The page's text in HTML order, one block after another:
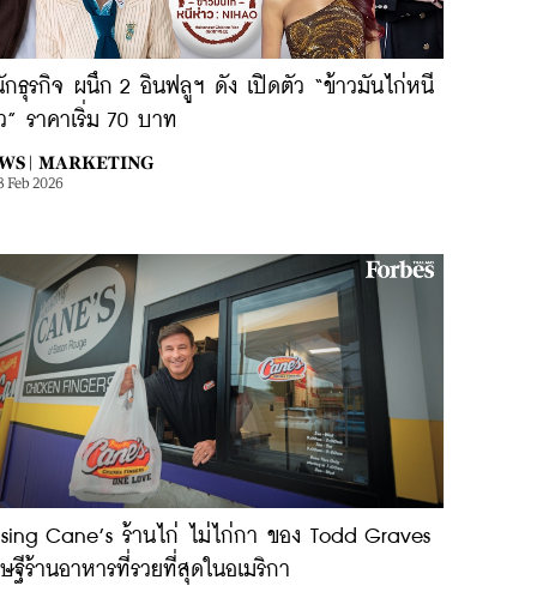
ธุรกิจ ผนึก 2 อินฟลูฯ ดัง เปิดตัว “ข้าวมันไก่หนี
” ราคาเริ่ม 70 บาท
| MARKETING
Feb 2026
Cane’s ร้านไก่ ไม่ไก่กา ของ Todd Graves
ษฐีร้านอาหารที่รวยที่สุดในอเมริกา